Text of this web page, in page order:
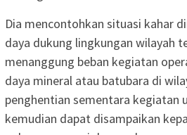
Dia mencontohkan situasi kahar
daya dukung lingkungan wilayah
menanggung beban kegiatan
daya mineral atau batubara di
penghentian sementara kegiatan
kemudian dapat disampaikan